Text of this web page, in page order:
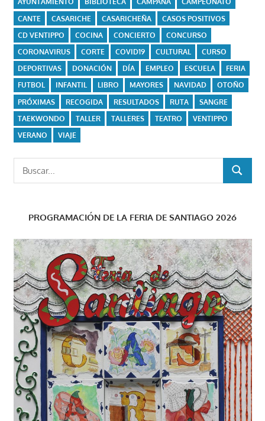
CANTE
CASARICHE CASARICHEÑA
CASOS POSITIVOS
CD VENTIPPO
COCINA CONCIERTO
CONCURSO
CORONAVIRUS
CORTE COVID19 CULTURAL
CURSO
DEPORTIVAS
DONACIÓN DÍA EMPLEO ESCUELA
FERIA
FUTBOL
INFANTIL LIBRO MAYORES NAVIDAD
OTOÑO
PRÓXIMAS
RECOGIDA RESULTADOS RUTA
SANGRE
TAEKWONDO
TALLER TALLERES TEATRO
VENTIPPO
VERANO
VIAJE
BUSCAR
PROGRAMACIÓN DE LA FERIA DE SANTIAGO 2026